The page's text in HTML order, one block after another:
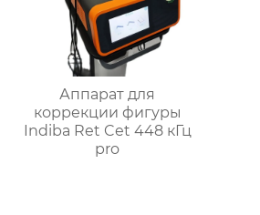
Аппарат для
коррекции фигуры
Indiba Ret Cet 448 кГц
pro